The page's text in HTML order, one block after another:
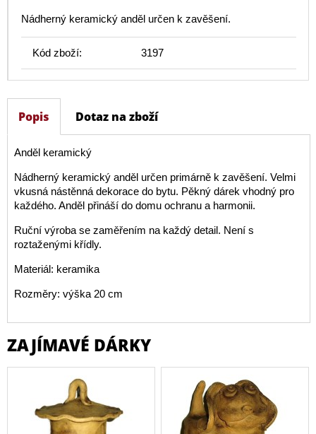
Nádherný keramický anděl určen k zavěšení.
Kód zboží: 3197
Popis Dotaz na zboží
Anděl keramický
Nádherný keramický anděl určen primárně k zavěšení. Velmi
vkusná nástěnná dekorace do bytu. Pěkný dárek vhodný pro
každého. Anděl přináší do domu ochranu a harmonii.
Ruční výroba se zaměřením na každý detail. Není s
roztaženými křídly.
Materiál: keramika
Rozměry: výška 20 cm
ZAJÍMAVÉ DÁRKY